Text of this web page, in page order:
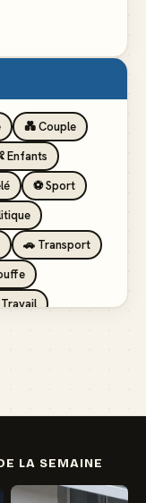
💑 Couple
Enfants
⚽ Sport
🚗 Transport
LA SEMAINE